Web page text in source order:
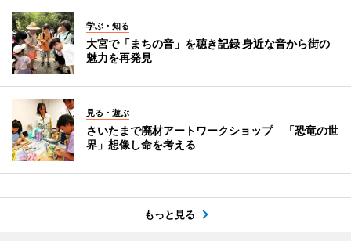
学ぶ・知る
大宮で「まちの音」を聴き記録 身近な音から街の
魅力を再発見
見る・遊ぶ
さいたまで廃材アートワークショップ 「恐竜の世
界」想像し命を考える
もっと見る